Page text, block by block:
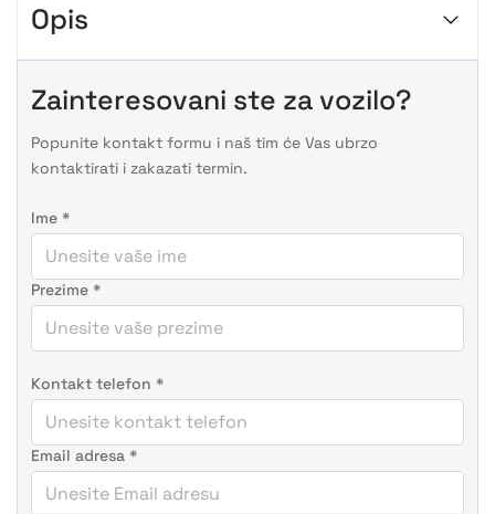
Opis
Zainteresovani ste za vozilo?
Popunite kontakt formu i naš tim će Vas ubrzo
kontaktirati i zakazati termin.
Ime *
Prezime *
Kontakt telefon *
Email adresa *